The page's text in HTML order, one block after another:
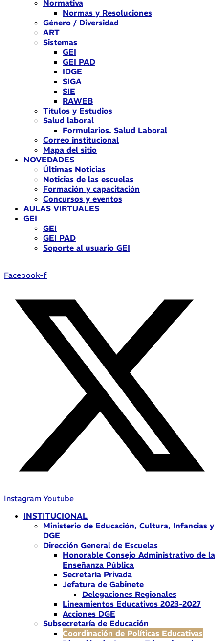
Normativa
Normas y Resoluciones
Género / Diversidad
ART
Sistemas
GEI
GEI PAD
IDGE
SIGA
SIE
RAWEB
Títulos y Estudios
Salud laboral
Formularios. Salud Laboral
Correo institucional
Mapa del sitio
NOVEDADES
Últimas Noticias
Noticias de las escuelas
Formación y capacitación
Concursos y eventos
AULAS VIRTUALES
GEI
GEI
GEI PAD
Soporte al usuario GEI
Facebook-f
Instagram Youtube
INSTITUCIONAL
Ministerio de Educación, Cultura, Infancias y
DGE
Dirección General de Escuelas
Honorable Consejo Administrativo de la
Enseñanza Pública
Secretaría Privada
Jefatura de Gabinete
Delegaciones Regionales
Lineamientos Educativos 2023-2027
Acciones DGE
Subsecretaría de Educación
Coordinación de Políticas Educativas